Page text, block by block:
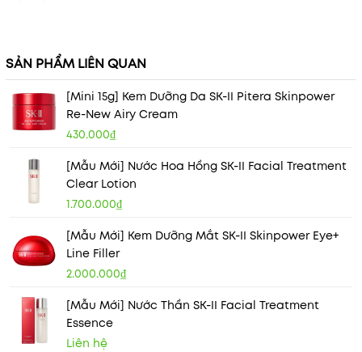
SẢN PHẨM LIÊN QUAN
[Mini 15g] Kem Dưỡng Da SK-II Pitera Skinpower
Re-New Airy Cream
430.000₫
[Mẫu Mới] Nước Hoa Hồng SK-II Facial Treatment
Clear Lotion
1.700.000₫
[Mẫu Mới] Kem Dưỡng Mắt SK-II Skinpower Eye+
Line Filler
2.000.000₫
[Mẫu Mới] Nước Thần SK-II Facial Treatment
Essence
Liên hệ